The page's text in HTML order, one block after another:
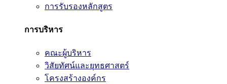
การรับรองหลักสูตร
การบริหาร
คณะผู้บริหาร
วิสัยทัศน์และยุทธศาสตร์
โครงสร้างองค์กร